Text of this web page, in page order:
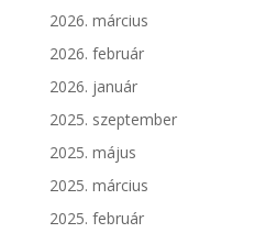
2026. március
2026. február
2026. január
2025. szeptember
2025. május
2025. március
2025. február